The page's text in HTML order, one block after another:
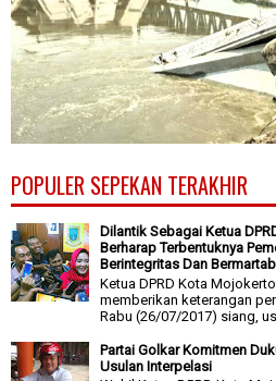
POPULER SEPEKAN TERAKHIR
Dilantik Sebagai Ketua
Berharap Terbentuknya
Berintegritas Dan
Ketua DPRD Kota
memberikan keterangan
Rabu (26/07/2017) siang,
Partai Golkar Komitmen
Usulan Interpelasi